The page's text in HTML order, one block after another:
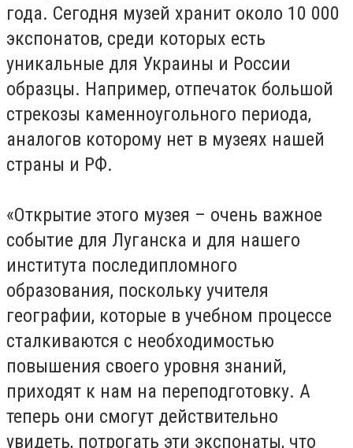
года. Сегодня музей хранит около 10 000
экспонатов, среди которых есть
уникальные для Украины и России
образцы. Например, отпечаток большой
стрекозы каменноугольного периода,
аналогов которому нет в музеях нашей
страны и РФ.
«Открытие этого музея – очень важное
событие для Луганска и для нашего
института последипломного
образования, поскольку учителя
географии, которые в учебном процессе
сталкиваются с необходимостью
повышения своего уровня знаний,
приходят к нам на переподготовку. А
теперь они смогут действительно
увидеть, потрогать эти экспонаты, что